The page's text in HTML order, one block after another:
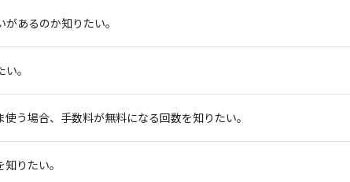
あるのか知りたい。
。
う場合、手数料が無料になる回数を知りたい。
りたい。